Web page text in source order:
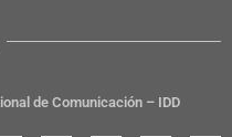
de Comunicación – IDD